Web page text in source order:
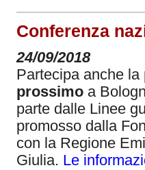
Conferenza
24/09/2018
Partecipa anche
prossimo a
parte dalle Linee
promosso dalla
con la Regione
Giulia. Le